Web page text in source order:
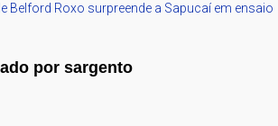
Belford Roxo surpreende a Sapucaí em ensaio
por sargento